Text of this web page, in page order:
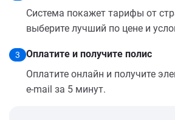
Система покажет тарифы от
выберите лучший по цене и
3
Оплатите и получите полис
Оплатите онлайн и получите
e-mail за 5 минут.